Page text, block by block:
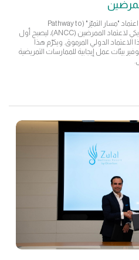
حقق سدرة للطب، عضو مؤسسة قطر، اعتماد "مسار التميّز" (Pathway to
Excellence) المرموق من المركز الأمريكي لاعتماد الممرضين (ANCC)، ليصبح أول
الدولي المرموق. ويكرّم هذا
بيئات عمل إيجابية للممارسات التمريضية